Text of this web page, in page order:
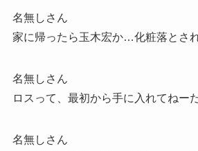
名無しさん
家に帰ったら玉木宏か…化粧落とさ
名無しさん
ロスって、最初から手に入れてねーだ
名無しさん